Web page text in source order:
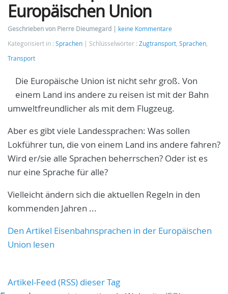
Europäischen Union
Geschrieben von Pierre Dieumegard
keine Kommentare
Kategorisiert in : Sprachen Schlüsselwörter : Zugtransport Sprachen
Transport
Die Europäische Union ist nicht sehr groß. Von
einem Land ins andere zu reisen ist mit der Bahn
umweltfreundlicher als mit dem Flugzeug.
Aber es gibt viele Landessprachen: Was sollen
Lokführer tun, die von einem Land ins andere fahren?
Wird er/sie alle Sprachen beherrschen? Oder ist es
nur eine Sprache für alle?
Vielleicht ändern sich die aktuellen Regeln in den
kommenden Jahren ...
Den Artikel Eisenbahnsprachen in der Europäischen
Union lesen
Artikel-Feed (RSS) dieser Tag